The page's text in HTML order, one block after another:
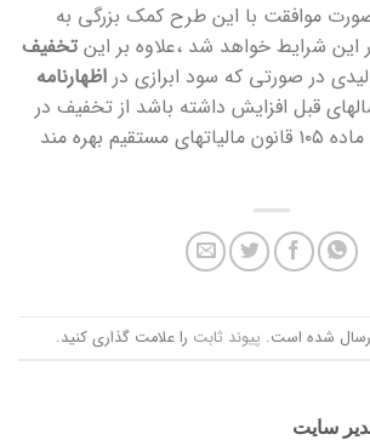
موافقت با این طرح کمک بزرگی به
شرایط خواهد شد ،علاوه بر این تخفیف
در صورتی که سود ابرازی در اظهارنامه
قبل افزایش داشته باشد از تخفیف در
نرخ مالیات ،موضوع ماده ۱۰۵ قانون مالیاتهای مستقیم بهره مند
شده است. پیوند ثابت را علامت گذاری کنید.
سایت